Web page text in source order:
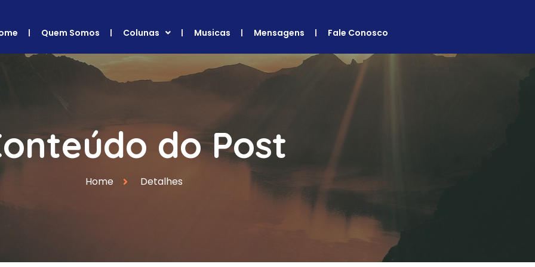
Quem Somos Colunas Musicas Mensagens Fale Conosco
do Post
Home Detalhes